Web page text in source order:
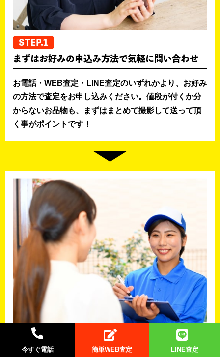
STEP.1
まずはお好みの申込み方法で気軽に問い合わせ
お電話・WEB査定・LINE査定のいずれかより、お好み
の方法で査定をお申し込みください。値段が付くか分
からないお品物も、まずはまとめて撮影して送って頂
く事がポイントです！
今すぐ電話 簡単WEB査定 LINE査定